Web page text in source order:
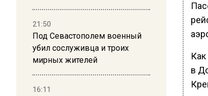
21:50
Под Севастополем военный
убил сослуживца и троих
мирных жителей
16:11
в